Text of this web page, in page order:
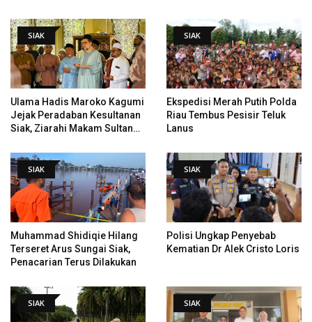
PHI
SIAK
Ulama Hadis Maroko Kagumi
Jejak Peradaban Kesultanan
Siak, Ziarahi Makam Sultan
SIAK
Ekspedisi Merah Putih Polda
Riau Tembus Pesisir Teluk
Lanus
SIAK
Muhammad Shidiqie Hilang
Terseret Arus Sungai Siak,
Penacarian Terus Dilakukan
SIAK
Polisi Ungkap Penyebab
Kematian Dr Alek Cristo Loris
SIAK SIAK